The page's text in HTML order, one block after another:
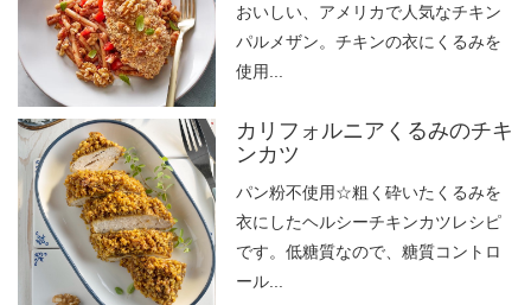
おいしい、アメリカで人気なチキン
パルメザン。チキンの衣にくるみを
使用...
カリフォルニアくるみのチキ
ンカツ
パン粉不使用☆粗く砕いたくるみを
衣にしたヘルシーチキンカツレシピ
です。低糖質なので、糖質コントロ
ール...